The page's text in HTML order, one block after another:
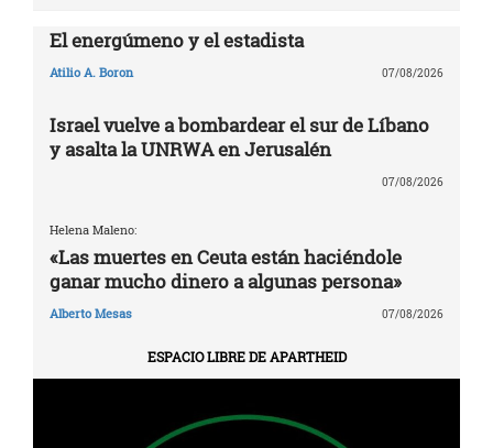
El energúmeno y el estadista
Atilio A. Boron 07/08/2026
Israel vuelve a bombardear el sur de Líbano
y asalta la UNRWA en Jerusalén
07/08/2026
Helena Maleno:
«Las muertes en Ceuta están haciéndole
ganar mucho dinero a algunas persona»
Alberto Mesas 07/08/2026
ESPACIO LIBRE DE APARTHEID